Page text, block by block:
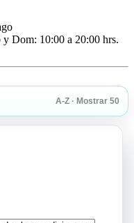
y Dom: 10:00 a 20:00 hrs.
A-Z · Mostrar 50